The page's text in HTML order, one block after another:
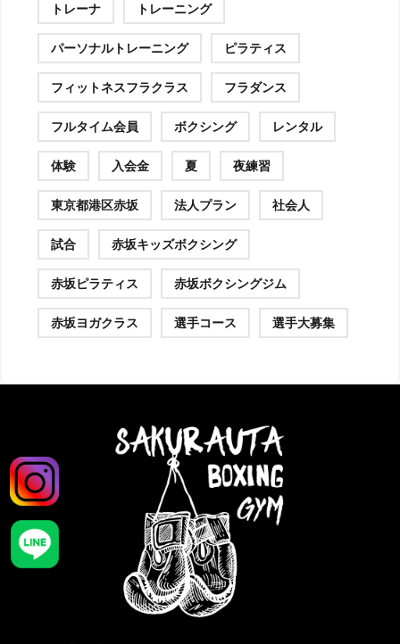
トレーナ トレーニング
パーソナルトレーニング ピラティス
フィットネスフラクラス フラダンス
フルタイム会員 ボクシング レンタル
体験 入会金 夏 夜練習
東京都港区赤坂 法人プラン 社会人
試合 赤坂キッズボクシング
赤坂ピラティス 赤坂ボクシングジム
赤坂ヨガクラス 選手コース 選手大募集